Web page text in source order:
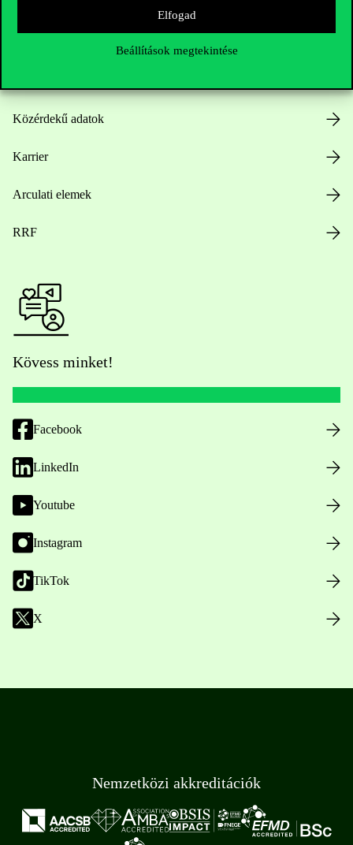
Elfogad
Beállítások megtekintése
Közérdekű adatok
Karrier
Arculati elemek
RRF
Kövess minket!
Facebook
LinkedIn
Youtube
Instagram
TikTok
X
Nemzetközi akkreditációk